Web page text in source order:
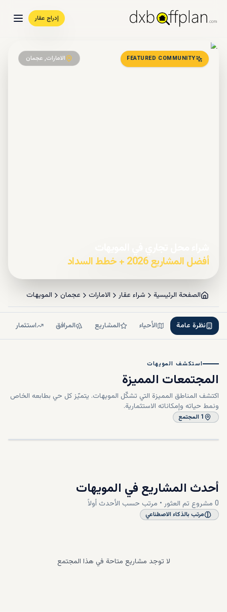
إدراج عقار
FEATURED COMMUNITY الامارات, عجمان
أفضل المشاريع 2026 + خطط السداد
الصفحة الرئيسية شراء عقار الامارات عجمان المويهات
نظرة عامة الأحياء المشاريع المرافق استثمار
استكشف المويهات
المجتمعات المميزة
اكتشف المناطق المميزة التي تشكّل المويهات. يتميّز كل حي بطابعه الخاص
ونمط حياته وإمكاناته الاستثمارية.
1 المجتمع
المويهات
فيالمويهات
أحدث المشاريع في المويهات
0 مشروع تم العثور • مرتب حسب الأحدث أولاً
مرتب بالذكاء الاصطناعي
لا توجد مشاريع متاحة في هذا المجتمع